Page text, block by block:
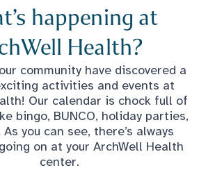
happening at
Health?
community have discovered a
activities and events at
Our calendar is chock full of
bingo, BUNCO, holiday parties,
you can see, there’s always
on at your ArchWell Health
center.